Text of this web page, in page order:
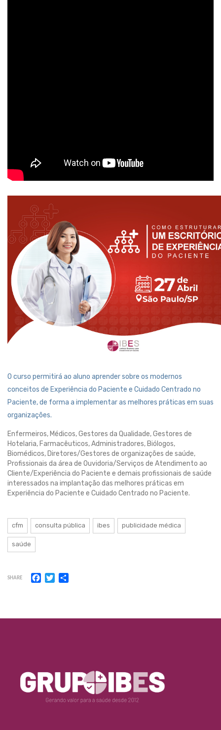
O curso permitirá ao aluno aprender sobre os modernos
conceitos de Experiência do Paciente e Cuidado Centrado no
Paciente, de forma a implementar as melhores práticas em suas
organizações.
Enfermeiros, Médicos, Gestores da Qualidade, Gestores de
Hotelaria, Farmacêuticos, Administradores, Biólogos,
Biomédicos, Diretores/Gestores de organizações de saúde,
Profissionais da área de Ouvidoria/Serviços de Atendimento ao
Cliente/Experiência do Paciente e demais profissionais de saúde
interessados na implantação das melhores práticas em
Experiência do Paciente e Cuidado Centrado no Paciente.
cfm consulta pública ibes publicidade médica
saúde
SHARE Facebook
Twitter